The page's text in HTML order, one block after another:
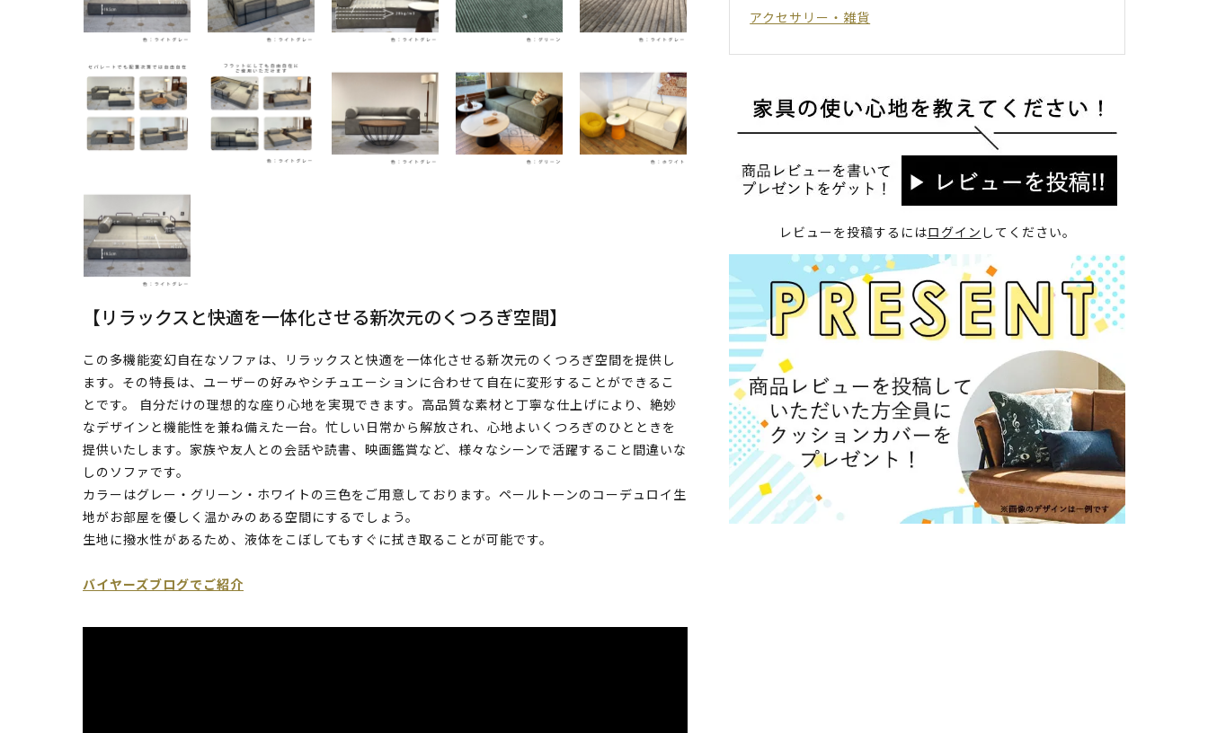
【リラックスと快適を一体化させる新次元のくつろぎ空間】
この多機能変幻自在なソファは、リラックスと快適を一体化させる新次元のくつろぎ空間を提供し
ます。その特長は、ユーザーの好みやシチュエーションに合わせて自在に変形することができるこ
とです。 自分だけの理想的な座り心地を実現できます。高品質な素材と丁寧な仕上げにより、絶妙
なデザインと機能性を兼ね備えた一台。忙しい日常から解放され、心地よいくつろぎのひとときを
提供いたします。家族や友人との会話や読書、映画鑑賞など、様々なシーンで活躍すること間違いな
しのソファです。
カラーはグレー・グリーン・ホワイトの三色をご用意しております。ペールトーンのコーデュロイ生
地がお部屋を優しく温かみのある空間にするでしょう。
生地に撥水性があるため、液体をこぼしてもすぐに拭き取ることが可能です。
バイヤーズブログでご紹介
アクセサリー・雑貨
レビューを投稿するにはログイン してください。